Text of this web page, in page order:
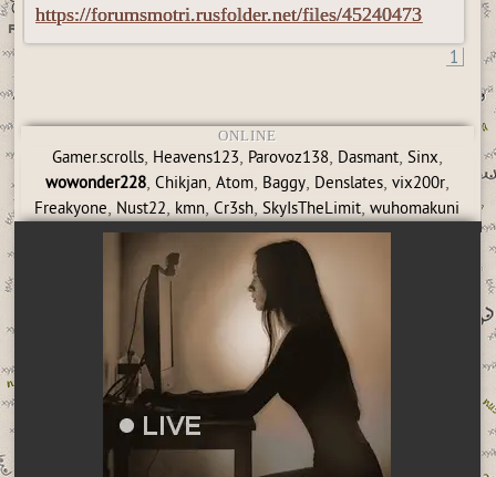
https://forumsmotri.rusfolder.net/files/45240473
1
ONLINE
Gamer.scrolls, Heavens123, Parovoz138, Dasmant, Sinx,
wowonder228, Chikjan, Atom, Baggy, Denslates, vix200r,
Freakyone, Nust22, kmn,Cr3sh,SkyIsTheLimit,wuhomakuni